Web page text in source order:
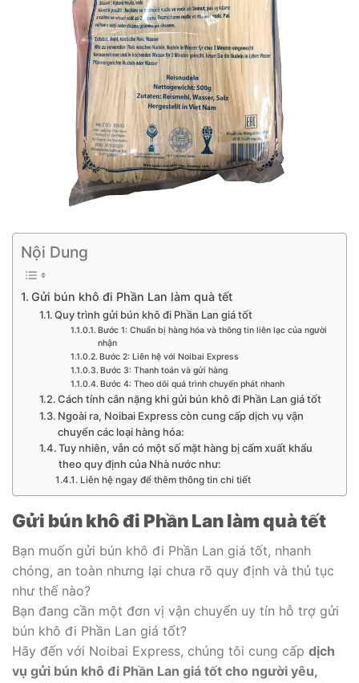
Nội Dung
Gửi bún khô đi Phần Lan làm quà tết
Quy trình gửi bún khô đi Phần Lan giá tốt
Bước 1: Chuẩn bị hàng hóa và thông tin liên lạc của người
nhận
Bước 2: Liên hệ với Noibai Express
Bước 3: Thanh toán và gửi hàng
Bước 4: Theo dõi quá trình chuyển phát nhanh
Cách tính cân nặng khi gửi bún khô đi Phần Lan giá tốt
Ngoài ra, Noibai Express còn cung cấp dịch vụ vận
chuyển các loại hàng hóa:
Tuy nhiên, vẫn có một số mặt hàng bị cấm xuất khẩu
theo quy định của Nhà nước như:
Liên hệ ngay để thêm thông tin chi tiết
Gửi bún khô đi Phần Lan làm quà tết
Bạn muốn gửi bún khô đi Phần Lan giá tốt, nhanh
chóng, an toàn nhưng lại chưa rõ quy định và thủ tục
như thế nào?
Bạn đang cần một đơn vị vận chuyển uy tín hỗ trợ gửi
bún khô đi Phần Lan giá tốt?
Hãy đến với Noibai Express, chúng tôi cung cấp dịch
vụ gửi bún khô đi Phần Lan giá tốt cho người yêu,